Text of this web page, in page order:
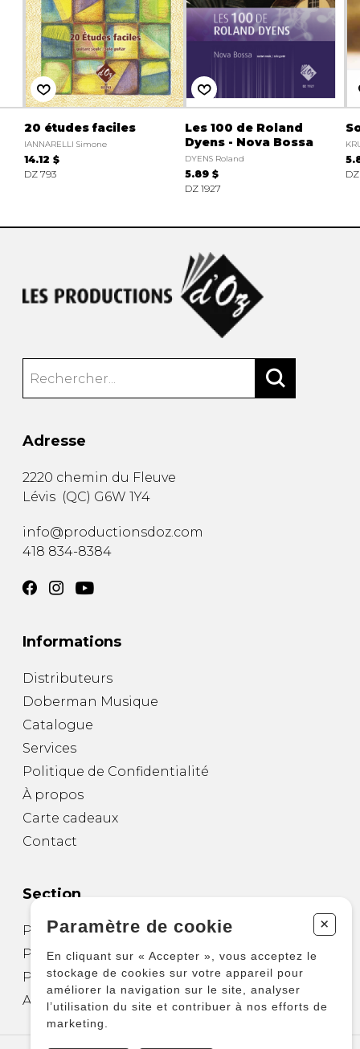
20 études faciles
IANNARELLI Simone
14.12 $
DZ 793
Les 100 de Roland
Dyens - Nova Bossa
DYENS Roland
5.89 $
DZ 1927
Adresse
2220 chemin du Fleuve
Lévis (QC) G6W 1Y4
info@productionsdoz.com
418 834-8384
Informations
Distributeurs
Doberman Musique
Catalogue
Services
Politique de Confidentialité
À propos
Carte cadeaux
Contact
Section
Partitions pour guitare
Partitions pour autres instruments
Partitions pour ensembles
Autres produits
Paramètre de cookie +
En cliquant sur « Accepter », vous acceptez le
stockage de cookies sur votre appareil pour
améliorer la navigation sur le site, analyser
l’utilisation du site et contribuer à nos efforts de
marketing.